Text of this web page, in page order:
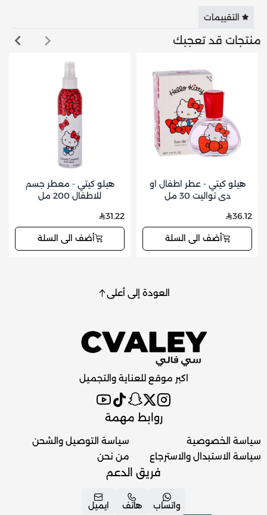
التقييمات
منتجات قد تعجبك
هيلو كيتي - عطر اطفال او
دي تواليت 30 مل
36.12
أضف الى السلة
هيلو كيتي - معطر جسم
للاطفال 200 مل
31.22
أضف الى السلة
العودة إلى أعلى
اكبر موقع للعناية والتجميل
روابط مهمة
سياسة الخصوصية
سياسة الاستبدال والاسترجاع
سياسة التوصيل والشحن
من نحن
فريق الدعم
واتساب هاتف ايميل